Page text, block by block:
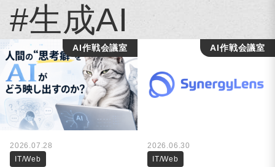
#生成AI
2026.07.28
IT/Web
AI作戦会議室
2026.06.30
IT/Web
AI作戦会議室